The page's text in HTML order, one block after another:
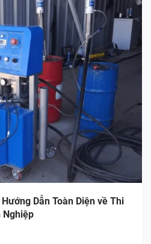
Dẫn Toàn Diện về Thi
Nghiệp